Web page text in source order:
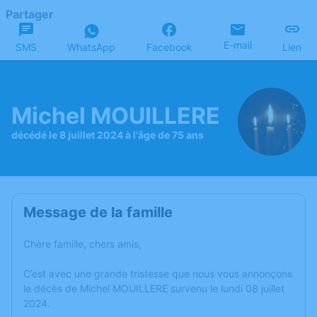
Partager
SMS WhatsApp Facebook E-mail Lien
Michel MOUILLERE
décédé le 8 juillet 2024 à l'âge de 75 ans
Message de la famille
Chère famille, chers amis,
C’est avec une grande tristesse que nous vous annonçons
le décès de Michel MOUILLERE survenu le lundi 08 juillet
2024.